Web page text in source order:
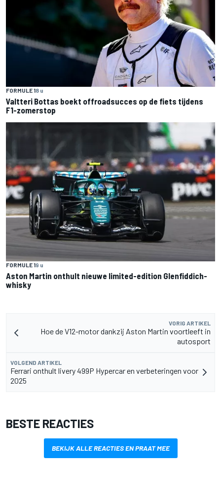
FORMULE 18 u
Valtteri Bottas boekt offroadsucces op de fiets tijdens
F1-zomerstop
FORMULE 19 u
Aston Martin onthult nieuwe limited-edition Glenfiddich-
whisky
VORIG ARTIKEL
Hoe de V12-motor dankzij Aston Martin voortleeft in
autosport
VOLGEND ARTIKEL
Ferrari onthult livery 499P Hypercar en verbeteringen voor
2025
BESTE REACTIES
BEKIJK ALLE REACTIES EN PRAAT MEE